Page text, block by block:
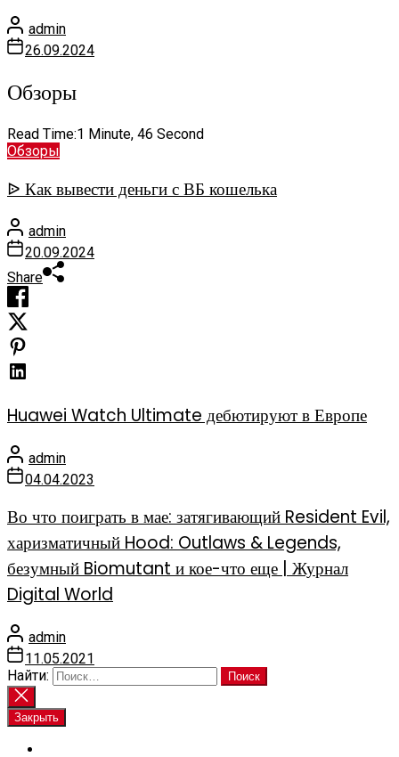
admin
26.09.2024
Обзоры
Read Time:1 Minute, 46 Second
Обзоры
ᐉ Как вывести деньги с ВБ кошелька
admin
20.09.2024
Share
Huawei Watch Ultimate дебютируют в Европе
admin
04.04.2023
Во что поиграть в мае: затягивающий Resident Evil,
харизматичный Hood: Outlaws & Legends,
безумный Biomutant и кое-что еще | Журнал
Digital World
admin
11.05.2021
Найти:
Закрыть